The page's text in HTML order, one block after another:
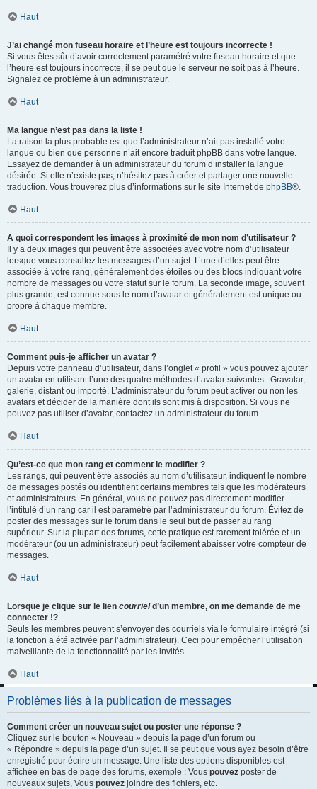
Haut
J’ai changé mon fuseau horaire et l’heure est toujours incorrecte !
Si vous êtes sûr d’avoir correctement paramétré votre fuseau horaire et que
l’heure est toujours incorrecte, il se peut que le serveur ne soit pas à l’heure.
Signalez ce problème à un administrateur.
Haut
Ma langue n’est pas dans la liste !
La raison la plus probable est que l’administrateur n’ait pas installé votre
langue ou bien que personne n’ait encore traduit phpBB dans votre langue.
Essayez de demander à un administrateur du forum d’installer la langue
désirée. Si elle n’existe pas, n’hésitez pas à créer et partager une nouvelle
traduction. Vous trouverez plus d’informations sur le site Internet de phpBB®.
Haut
A quoi correspondent les images à proximité de mon nom d’utilisateur ?
Il y a deux images qui peuvent être associées avec votre nom d’utilisateur
lorsque vous consultez les messages d’un sujet. L’une d’elles peut être
associée à votre rang, généralement des étoiles ou des blocs indiquant votre
nombre de messages ou votre statut sur le forum. La seconde image, souvent
plus grande, est connue sous le nom d’avatar et généralement est unique ou
propre à chaque membre.
Haut
Comment puis-je afficher un avatar ?
Depuis votre panneau d’utilisateur, dans l’onglet « profil » vous pouvez ajouter
un avatar en utilisant l’une des quatre méthodes d’avatar suivantes : Gravatar,
galerie, distant ou importé. L’administrateur du forum peut activer ou non les
avatars et décider de la manière dont ils sont mis à disposition. Si vous ne
pouvez pas utiliser d’avatar, contactez un administrateur du forum.
Haut
Qu’est-ce que mon rang et comment le modifier ?
Les rangs, qui peuvent être associés au nom d’utilisateur, indiquent le nombre
de messages postés ou identifient certains membres tels que les modérateurs
et administrateurs. En général, vous ne pouvez pas directement modifier
l’intitulé d’un rang car il est paramétré par l’administrateur du forum. Évitez de
poster des messages sur le forum dans le seul but de passer au rang
supérieur. Sur la plupart des forums, cette pratique est rarement tolérée et un
modérateur (ou un administrateur) peut facilement abaisser votre compteur de
messages.
Haut
Lorsque je clique sur le lien courrield’un membre, on me demande de me
connecter !?
Seuls les membres peuvent s’envoyer des courriels via le formulaire intégré (si
la fonction a été activée par l’administrateur). Ceci pour empêcher l’utilisation
malveillante de la fonctionnalité par les invités.
Haut
Problèmes liés à la publication de messages
Comment créer un nouveau sujet ou poster une réponse ?
Cliquez sur le bouton « Nouveau » depuis la page d’un forum ou
« Répondre » depuis la page d’un sujet. Il se peut que vous ayez besoin d’être
enregistré pour écrire un message. Une liste des options disponibles est
affichée en bas de page des forums, exemple : Vous pouvez poster de
nouveaux sujets, Vous pouvez joindre des fichiers, etc.